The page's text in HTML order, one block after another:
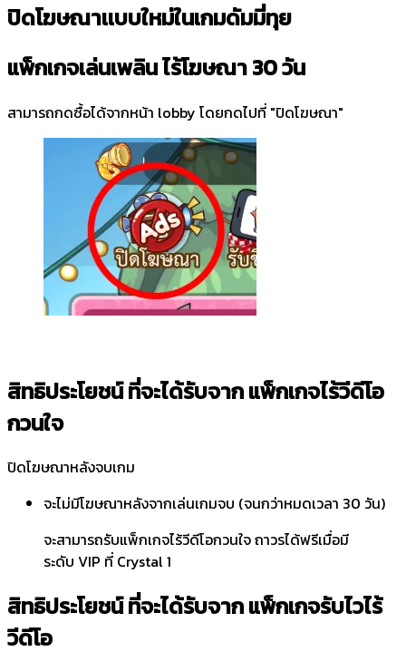
ปิดโฆษณาเเบบใหม่ในเกมดัมมี่ทุย
แพ็กเกจเล่นเพลิน ไร้โฆษณา 30 วัน
สามารถกดซื้อได้จากหน้า lobby โดยกดไปที่ "ปิดโฆษณา"
สิทธิประโยชน์ ที่จะได้รับจาก แพ็กเกจไร้วีดีโอ
กวนใจ
ปิดโฆษณาหลังจบเกม
จะไม่มีโฆษณาหลังจากเล่นเกมจบ (จนกว่าหมดเวลา 30 วัน)
จะสามารถรับแพ็กเกจไร้วีดีโอกวนใจ ถาวรได้ฟรีเมื่อมี
ระดับ VIP ที่ Crystal 1
สิทธิประโยชน์ ที่จะได้รับจาก แพ็กเกจรับไวไร้
วีดีโอ